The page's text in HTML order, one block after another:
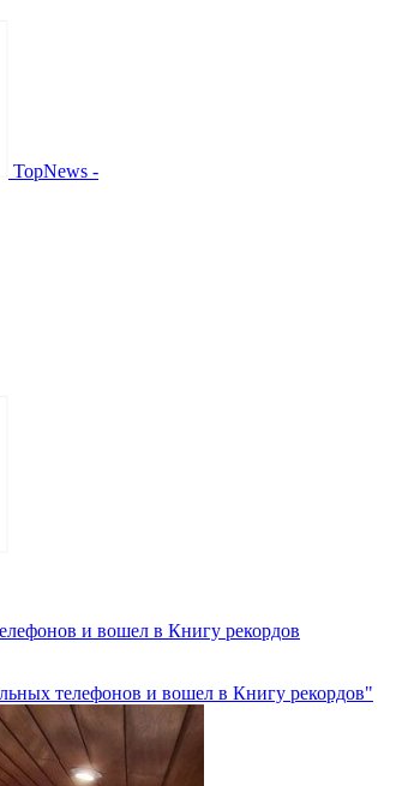
TopNews -
и вошел в Книгу рекордов
телефонов и вошел в Книгу рекордов"